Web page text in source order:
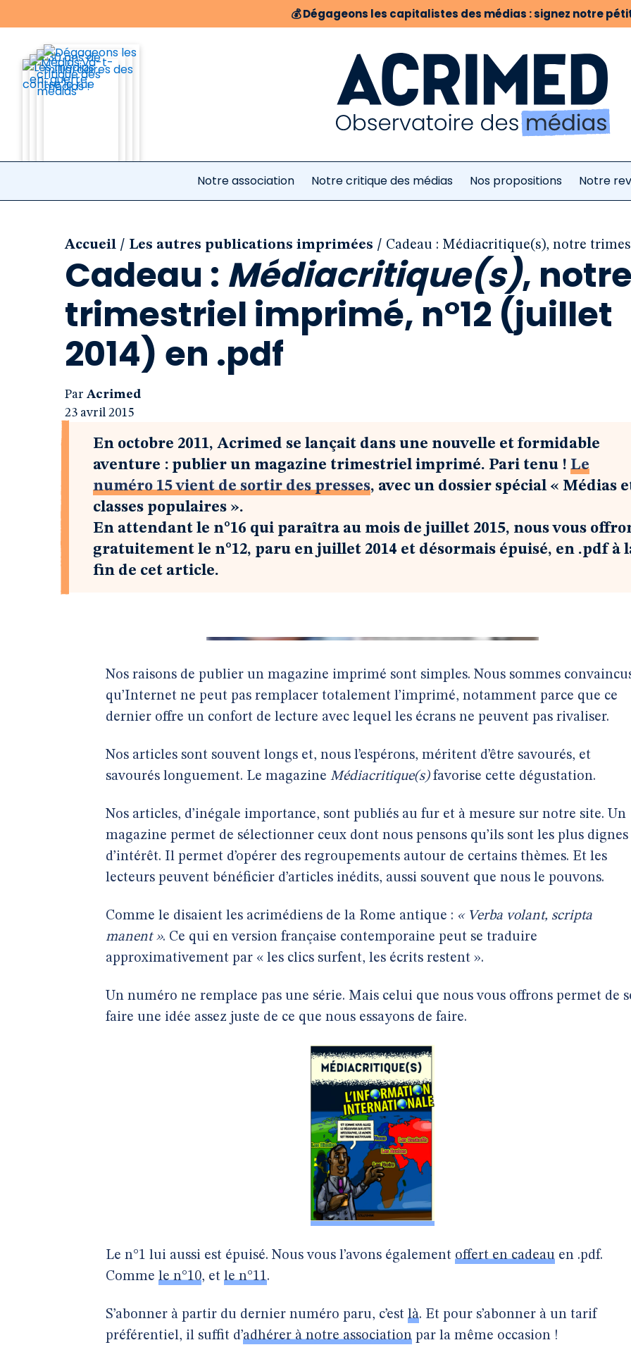
💰Dégageons les capitalistes des médias : signez notre
Notre association Notre critique des médias Nos propositions Notre
Accueil / Les autres publications imprimées / Cadeau : Médiacritique(s), notre
Cadeau : Médiacritique(s),
trimestriel imprimé, n°12 (juillet
2014) en .pdf
Par Acrimed
23 avril 2015
En octobre 2011, Acrimed se lançait dans une nouvelle et formidable
aventure : publier un magazine trimestriel imprimé. Pari tenu ! Le
numéro 15 vient de sortir des presses, avec un dossier spécial « Médias
classes populaires ».
En attendant le n°16 qui paraîtra au mois de juillet 2015, nous vous
gratuitement le n°12, paru en juillet 2014 et désormais épuisé, en .pdf à
fin de cet article.
Nos raisons de publier un magazine imprimé sont simples. Nous sommes
qu’Internet ne peut pas remplacer totalement l’imprimé, notamment parce que ce
dernier offre un confort de lecture avec lequel les écrans ne peuvent pas rivaliser.
Nos articles sont souvent longs et, nous l’espérons, méritent d’être savourés, et
savourés longuement. Le magazine Médiacritique(s)favorise cette dégustation.
Nos articles, d’inégale importance, sont publiés au fur et à mesure sur notre site. Un
magazine permet de sélectionner ceux dont nous pensons qu’ils sont les plus dignes
d’intérêt. Il permet d’opérer des regroupements autour de certains thèmes. Et les
lecteurs peuvent bénéficier d’articles inédits, aussi souvent que nous le pouvons.
Comme le disaient les acrimédiens de la Rome antique : « Verba volant, scripta
manent ». Ce qui en version française contemporaine peut se traduire
approximativement par « les clics surfent, les écrits restent ».
Un numéro ne remplace pas une série. Mais celui que nous vous offrons permet de
faire une idée assez juste de ce que nous essayons de faire.
Le n°1 lui aussi est épuisé. Nous vous l’avons également offert en cadeau en .pdf.
Comme le n°10, et le n°11.
S’abonner à partir du dernier numéro paru, c’est là. Et pour s’abonner à un tarif
préférentiel, il suffit d’adhérer à notre association par la même occasion !